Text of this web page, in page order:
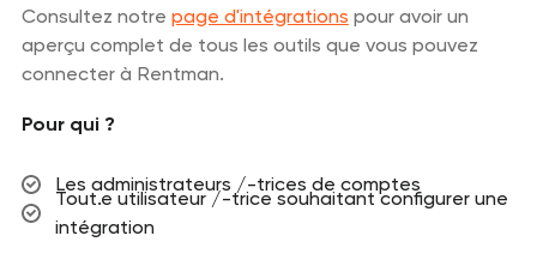
Consultez notre page d'intégrations pour avoir un
aperçu complet de tous les outils que vous pouvez
connecter à Rentman.
Pour qui ?
Les administrateurs /-trices de comptes
Tout.e utilisateur /-trice souhaitant configurer une
intégration